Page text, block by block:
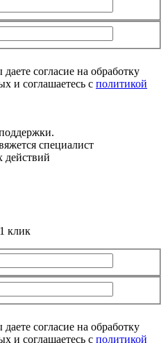
согласие на обработку
и соглашаетесь с политикой
специалист
действий
клик
согласие на обработку
и соглашаетесь с политикой